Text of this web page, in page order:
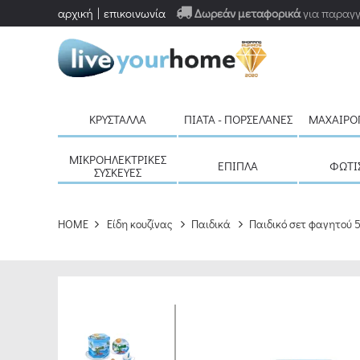
Δωρεάν μεταφορικάγια
αρχική επικοινωνία
ΚΡΎΣΤΑΛΛΑ ΠΙΆΤΑ - ΠΟΡΣΕΛΆΝΕΣ
ΜΙΚΡΟΗΛΕΚΤΡΙΚΈΣ
ΣΥΣΚΕΥΈΣ
ΈΠΙΠΛΑ
HOME Είδη κουζίνας Παιδικά Παιδικό σετ φαγητού